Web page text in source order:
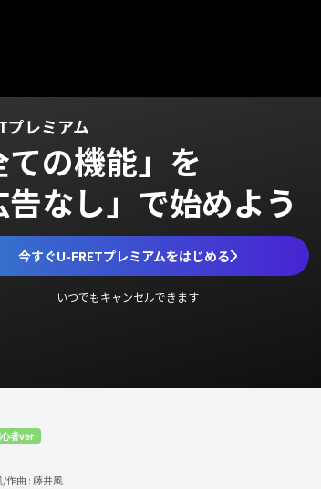
プレミアム
ての機能」を
告なし」で始めよう
今すぐU-FRETプレミアムをはじめる
いつでもキャンセルできます
者ver
/作曲 :藤井風